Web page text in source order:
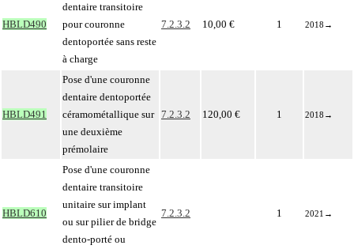
HBLD490
dentaire transitoire
pour couronne
dentoportée sans reste
à charge
7.2.3.2 10,00 € 1 2018 →
HBLD491
Pose d'une couronne
dentaire dentoportée
céramométallique sur
une deuxième
prémolaire
7.2.3.2 120,00 € 1 2018 →
HBLD610
Pose d'une couronne
dentaire transitoire
unitaire sur implant
ou sur pilier de bridge
dento-porté ou
7.2.3.2 1 2021 →